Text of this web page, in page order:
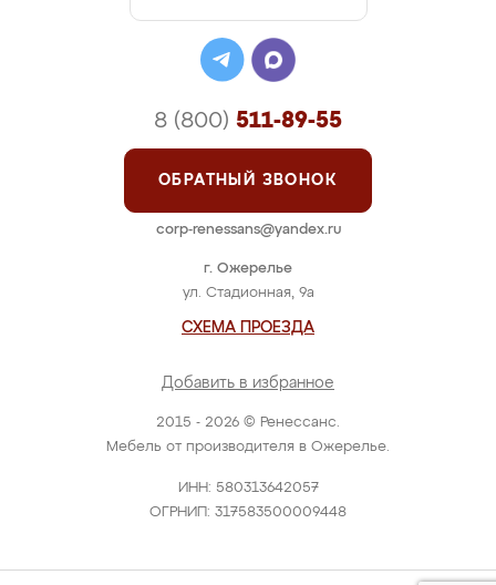
2015 - 2026 © Ренессанс.
Мебель от производителя в Ожерелье.
ИНН: 580313642057
ОГРНИП: 317583500009448
г. Ожерелье
ул. Стадионная, 9а
СХЕМА ПРОЕЗДА
Добавить в избранное
8 (800) 511-89-55
ОБРАТНЫЙ ЗВОНОК
corp-renessans@yandex.ru